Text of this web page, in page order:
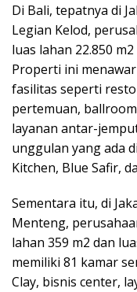
Di Bali, tepatnya di
Legian Kelod,
luas lahan 22.850
Properti ini
fasilitas seperti
pertemuan,
layanan antar-
unggulan yang ada
Kitchen, Blue Safir,
Sementara itu, di
Menteng,
lahan 359 m2 dan
memiliki 81 kamar
Clay, bisnis center,